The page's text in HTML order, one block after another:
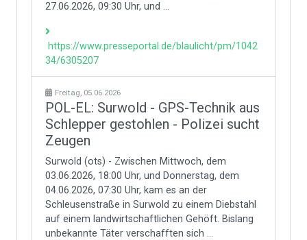
27.06.2026, 09:30 Uhr, und ...
https://www.presseportal.de/blaulicht/pm/1042
34/6305207
Freitag, 05.06.2026
POL-EL: Surwold - GPS-Technik aus
Schlepper gestohlen - Polizei sucht
Zeugen
Surwold (ots) - Zwischen Mittwoch, dem
03.06.2026, 18:00 Uhr, und Donnerstag, dem
04.06.2026, 07:30 Uhr, kam es an der
Schleusenstraße in Surwold zu einem Diebstahl
auf einem landwirtschaftlichen Gehöft. Bislang
unbekannte Täter verschafften sich ...